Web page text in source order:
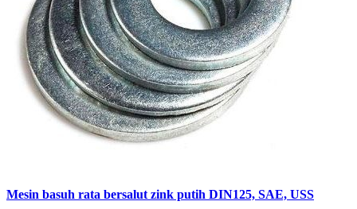
Mesin basuh rata bersalut zink putih DIN125, SAE, USS